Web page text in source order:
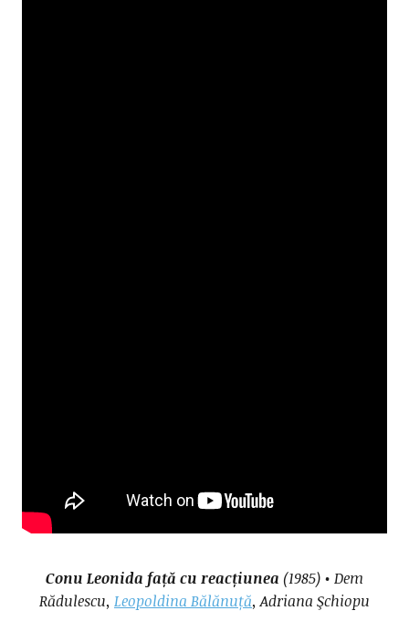
Conu Leonida față cu reacțiunea (1985) • Dem
Rădulescu, Leopoldina Bălănuță, Adriana Şchiopu